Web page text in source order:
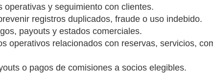
y seguimiento con clientes.
registros duplicados, fraude o uso indebido.
payouts y estados comerciales.
operativos relacionados con reservas, servicios,
o pagos de comisiones a socios elegibles.